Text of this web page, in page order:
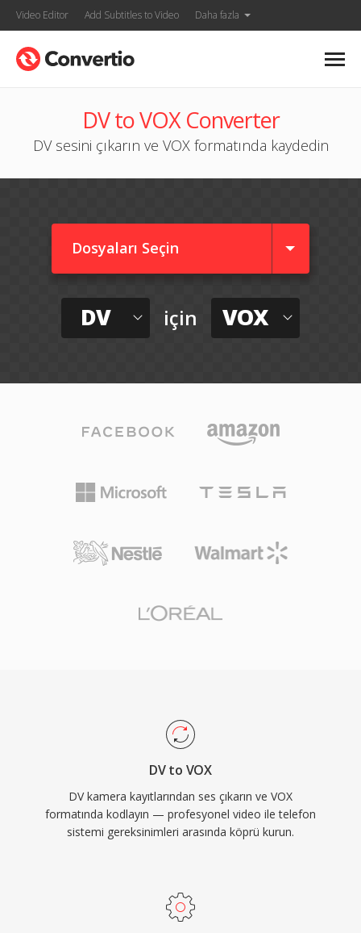
Video Editor Add Subtitles to Video Daha fazla
DV to VOX Converter
DV sesini çıkarın ve VOX formatında kaydedin
Dosyaları Seçin
DV için VOX
DV to VOX
DV kamera kayıtlarından ses çıkarın ve VOX
formatında kodlayın — profesyonel video ile telefon
sistemi gereksinimleri arasında köprü kurun.